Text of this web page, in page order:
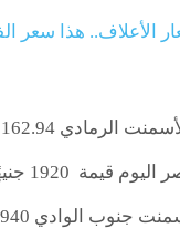
الأعلاف.. هذا سعر
بتراجع قدره 72.32 جنيه.
1920 جنيهًا للطن
الوادي 1940 جنيهًا